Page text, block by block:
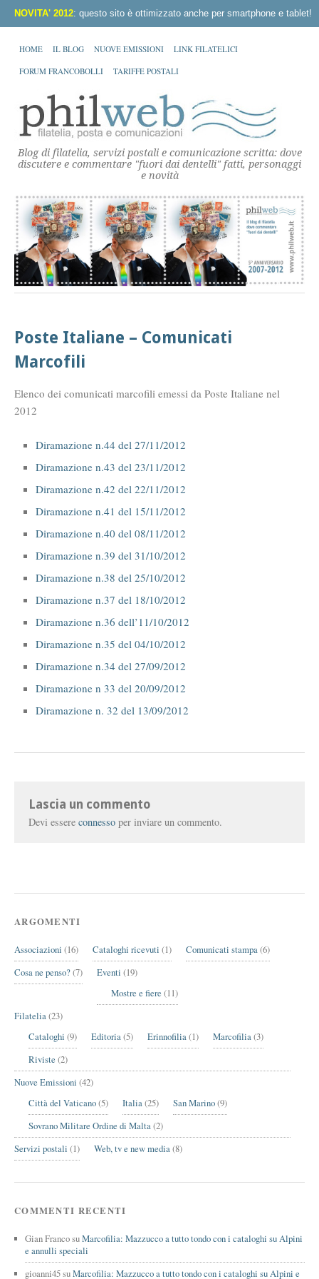
NOVITA' 2012: questo sito è ottimizzato anche per smartphone e tablet!
HOME IL BLOG NUOVE EMISSIONI LINK FILATELICI
FORUM FRANCOBOLLI TARIFFE POSTALI
Blog di filatelia, servizi postali e comunicazione scritta: dove
discutere e commentare "fuori dai dentelli" fatti, personaggi
e novità
Poste Italiane – Comunicati
Marcofili
Elenco dei comunicati marcofili emessi da Poste Italiane nel
2012
Diramazione n.44 del 27/11/2012
Diramazione n.43 del 23/11/2012
Diramazione n.42 del 22/11/2012
Diramazione n.41 del 15/11/2012
Diramazione n.40 del 08/11/2012
Diramazione n.39 del 31/10/2012
Diramazione n.38 del 25/10/2012
Diramazione n.37 del 18/10/2012
Diramazione n.36 dell’11/10/2012
Diramazione n.35 del 04/10/2012
Diramazione n.34 del 27/09/2012
Diramazione n 33 del 20/09/2012
Diramazione n. 32 del 13/09/2012
Lascia un commento
Devi essere connesso per inviare un commento.
ARGOMENTI
Associazioni (16) Cataloghi ricevuti (1) Comunicati stampa (6)
Cosa ne penso?(7) Eventi (19)
Mostre e fiere (11)
Filatelia (23)
Cataloghi (9) Editoria (5) Erinnofilia (1) Marcofilia (3)
Riviste (2)
Nuove Emissioni (42)
Città del Vaticano(5) Italia (25) San Marino(9)
Sovrano Militare Ordine di Malta (2)
Servizi postali (1) Web, tv e new media (8)
COMMENTI RECENTI
Gian FrancosuMarcofilia: Mazzucco a tutto tondo con i cataloghi su Alpini
e annulli speciali
gioanni45suMarcofilia: Mazzucco a tutto tondo con i cataloghi su Alpini e